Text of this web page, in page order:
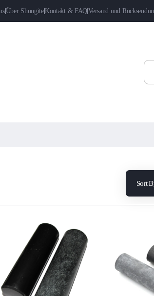
Über ShungiteKontakt & FAQVersand und
Sort